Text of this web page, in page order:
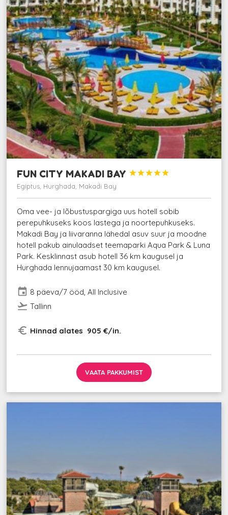
FUN CITY MAKADI BAY 




Egiptus, Hurghada, Makadi Bay
Oma vee- ja lõbustuspargiga uus hotell sobib
perepuhkuseks koos lastega ja noortepuhkuseks.
Makadi Bay ja liivaranna lähedal asuv suur ja moodne
hotell pakub ainulaadset teemaparki Aqua Park & Luna
Park. Kesklinnast asub hotell 36 km kaugusel ja
Hurghada lennujaamast 30 km kaugusel.
event 8 päeva/7 ööd, All Inclusive
flight_takeoff Tallinn
euro_symbol Hinnad alates 905 €/in.
VAATA PAKKUMIST